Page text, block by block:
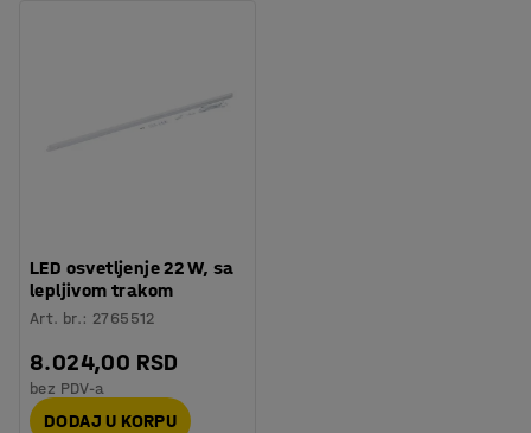
LED osvetljenje 22 W, sa
lepljivom trakom
Art. br.: 2765512
8.024,00 RSD
bez PDV-a
DODAJ U KORPU